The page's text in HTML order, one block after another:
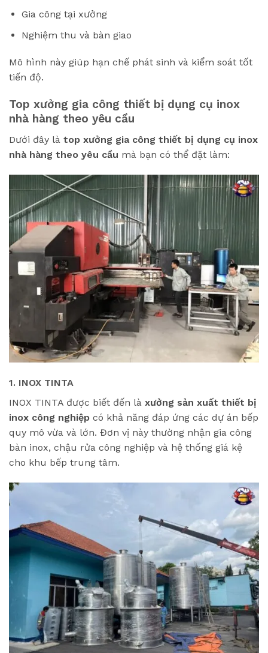
Gia công tại xưởng
Nghiệm thu và bàn giao
Mô hình này giúp hạn chế phát sinh và kiểm soát tốt
tiến độ.
Top xưởng gia công thiết bị dụng cụ inox
nhà hàng theo yêu cầu
Dưới đây là top xưởng gia công thiết bị dụng cụ inox
nhà hàng theo yêu cầu mà bạn có thể đặt làm:
1. INOX TINTA
INOX TINTA được biết đến là xưởng sản xuất thiết bị
inox công nghiệp có khả năng đáp ứng các dự án bếp
quy mô vừa và lớn. Đơn vị này thường nhận gia công
bàn inox, chậu rửa công nghiệp và hệ thống giá kệ
cho khu bếp trung tâm.